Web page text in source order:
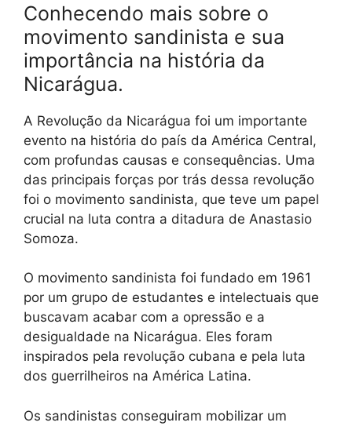
Conhecendo mais sobre o
movimento sandinista e sua
importância na história da
Nicarágua.
A Revolução da Nicarágua foi um importante
evento na história do país da América Central,
com profundas causas e consequências. Uma
das principais forças por trás dessa revolução
foi o movimento sandinista, que teve um papel
crucial na luta contra a ditadura de Anastasio
Somoza.
O movimento sandinista foi fundado em 1961
por um grupo de estudantes e intelectuais que
buscavam acabar com a opressão e a
desigualdade na Nicarágua. Eles foram
inspirados pela revolução cubana e pela luta
dos guerrilheiros na América Latina.
Os sandinistas conseguiram mobilizar um